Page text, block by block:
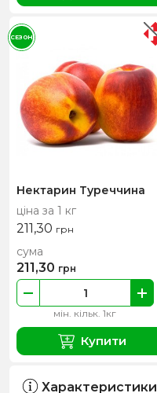
Нектарин Туреччина
ціна за 1 кг
211,30 грн
мін. кільк. 1кг
сума
211,30 грн
Купити
СЕЗОН
Характеристики